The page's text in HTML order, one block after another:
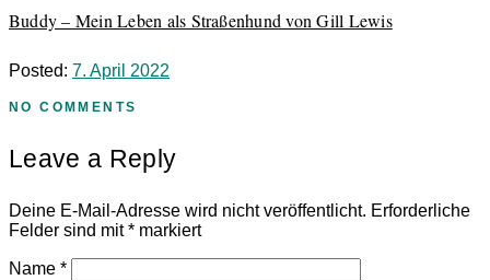
Buddy – Mein Leben als Straßenhund von Gill Lewis
Posted: 7. April 2022
NO COMMENTS
Leave a Reply
Deine E-Mail-Adresse wird nicht veröffentlicht. Erforderliche
Felder sind mit* markiert
Name *